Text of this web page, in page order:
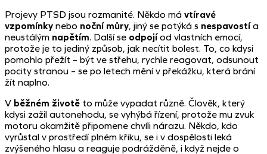
Projevy PTSD jsou rozmanité. Někdo má vtíravé
vzpomínky nebo noční můry, jiný se potýká s nespavostía
neustálým napětím. Další se odpojíod vlastních emocí,
protože je to jediný způsob, jak necítit bolest. To, co kdysi
pomohlo přežít – být ve střehu, rychle reagovat, odsunout
pocity stranou – se po letech mění v překážku, která brání
žít naplno.
V běžném životě to může vypadat různě. Člověk, který
kdysi zažil autonehodu, se vyhýbá řízení, protože mu zvuk
motoru okamžitě připomene chvíli nárazu. Někdo, kdo
vyrůstal v prostředí plném křiku, se i v dospělosti leká
zvýšeného hlasu a reaguje podrážděně, i když nejde o